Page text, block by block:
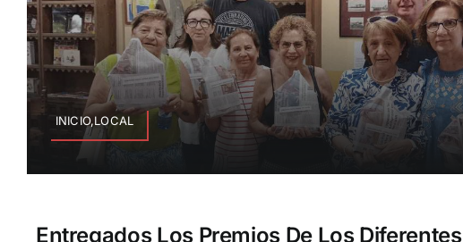
INICIO,LOCAL
Entregados Los Premios De Los Diferentes